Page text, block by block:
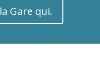
Gare qui.